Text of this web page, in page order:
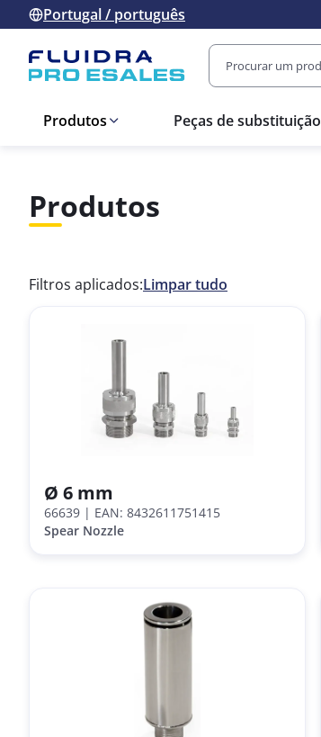
Portugal / português
Produtos Peças de substituição
Produtos
Filtros aplicados:Limpar tudo
Ø 6 mm
66639 | EAN: 8432611751415
Spear Nozzle